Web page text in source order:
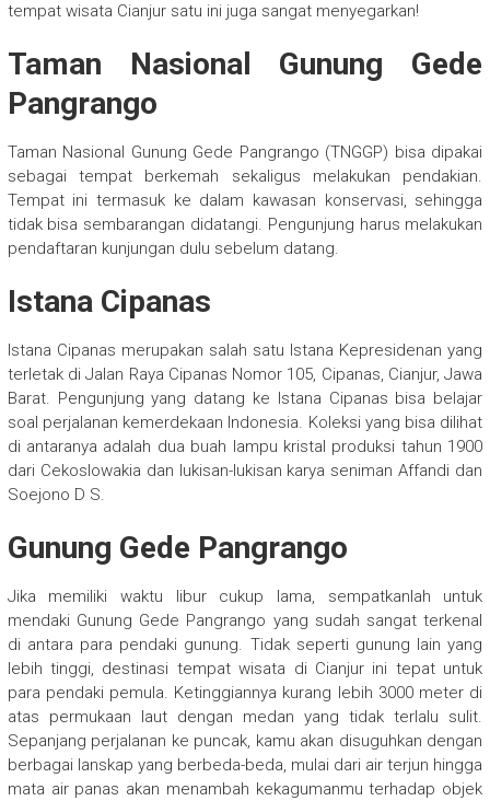
tempat wisata Cianjur satu ini juga sangat menyegarkan!
Taman Nasional Gunung Gede
Pangrango
Taman Nasional Gunung Gede Pangrango (TNGGP) bisa dipakai
sebagai tempat berkemah sekaligus melakukan pendakian.
Tempat ini termasuk ke dalam kawasan konservasi, sehingga
tidak bisa sembarangan didatangi. Pengunjung harus melakukan
pendaftaran kunjungan dulu sebelum datang.
Istana Cipanas
Istana Cipanas merupakan salah satu Istana Kepresidenan yang
terletak di Jalan Raya Cipanas Nomor 105, Cipanas, Cianjur, Jawa
Barat. Pengunjung yang datang ke Istana Cipanas bisa belajar
soal perjalanan kemerdekaan Indonesia. Koleksi yang bisa dilihat
di antaranya adalah dua buah lampu kristal produksi tahun 1900
dari Cekoslowakia dan lukisan-lukisan karya seniman Affandi dan
Soejono D S.
Gunung Gede Pangrango
Jika memiliki waktu libur cukup lama, sempatkanlah untuk
mendaki Gunung Gede Pangrango yang sudah sangat terkenal
di antara para pendaki gunung. Tidak seperti gunung lain yang
lebih tinggi, destinasi tempat wisata di Cianjur ini tepat untuk
para pendaki pemula. Ketinggiannya kurang lebih 3000 meter di
atas permukaan laut dengan medan yang tidak terlalu sulit.
Sepanjang perjalanan ke puncak, kamu akan disuguhkan dengan
berbagai lanskap yang berbeda-beda, mulai dari air terjun hingga
mata air panas akan menambah kekagumanmu terhadap objek